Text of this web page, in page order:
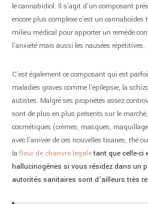
le cannabidiol. Il s’agit d’un composant
encore plus complexe c’est un
milieu médical pour apporter un remède
l’anxiété mais aussi les nausées répétitives.
C’est également ce composant qui est
maladies graves comme l’épilepsie, la
autistes. Malgré ses propriétés assez
sont de plus en plus présents sur le
cosmétiques (crèmes, masques,
avec l’arrivée de ces nouvelles tisanes, thé
la fleur de chanvre legaletant que celle-ci
hallucinogènes si vous résidez dans un
autorités sanitaires sont d’ailleurs très